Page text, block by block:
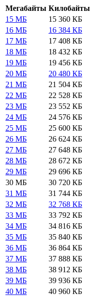
Мегабайты Килобайты
15 МБ
15 360 КБ
16 МБ
16 384 КБ
17 МБ
17 408 КБ
18 МБ
18 432 КБ
19 МБ
19 456 КБ
20 МБ
20 480 КБ
21 МБ
21 504 КБ
22 МБ
22 528 КБ
23 МБ
23 552 КБ
24 МБ
24 576 КБ
25 МБ
25 600 КБ
26 МБ
26 624 КБ
27 МБ
27 648 КБ
28 МБ
28 672 КБ
29 МБ
29 696 КБ
30 МБ
30 720 КБ
31 МБ
31 744 КБ
32 МБ
32 768 КБ
33 МБ
33 792 КБ
34 МБ
34 816 КБ
35 МБ
35 840 КБ
36 МБ
36 864 КБ
37 МБ
37 888 КБ
38 МБ
38 912 КБ
39 МБ
39 936 КБ
40 МБ
40 960 КБ